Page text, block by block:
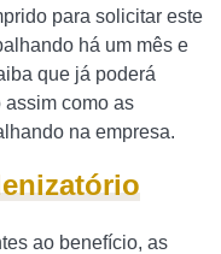
para solicitar este
há um mês e
que já poderá
como as
na empresa.
ao benefício, as